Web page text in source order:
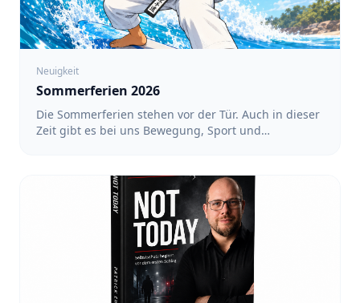
Neuigkeit
Sommerferien 2026
Die Sommerferien stehen vor der Tür. Auch in dieser
Zeit gibt es bei uns Bewegung, Sport und
wir ein Ferienprogramm mit verschiedenen
Angeboten vorbereitet. Alle Termine und
Anmeldungen findet ihr unter: https://team-
sakura.de/fsz/events Karate in Köln-Nippes mit Luin
- Für Kinder von 3 bis 6 Jahren sowie von 6 bis 12
12.08., 17.08., 19.08., 24.08., 26.08. und 31.08.